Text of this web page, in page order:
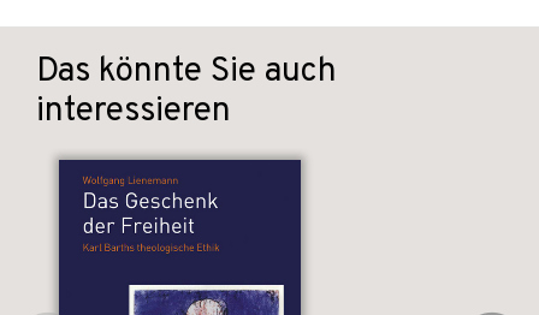
Das könnte Sie auch
interessieren